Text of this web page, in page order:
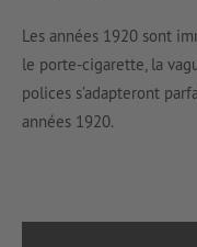
Les années 1920 sont
le porte-cigarette, la
polices s’adapteront
années 1920.